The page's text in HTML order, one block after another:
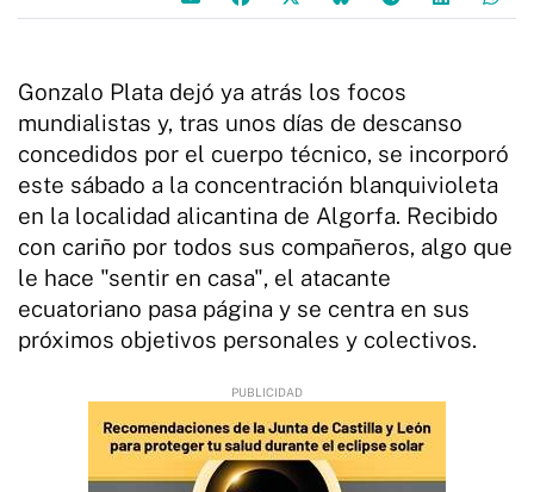
Gonzalo Plata dejó ya atrás los focos
mundialistas y, tras unos días de descanso
concedidos por el cuerpo técnico, se incorporó
este sábado a la concentración blanquivioleta
en la localidad alicantina de Algorfa. Recibido
con cariño por todos sus compañeros, algo que
le hace "sentir en casa", el atacante
ecuatoriano pasa página y se centra en sus
próximos objetivos personales y colectivos.